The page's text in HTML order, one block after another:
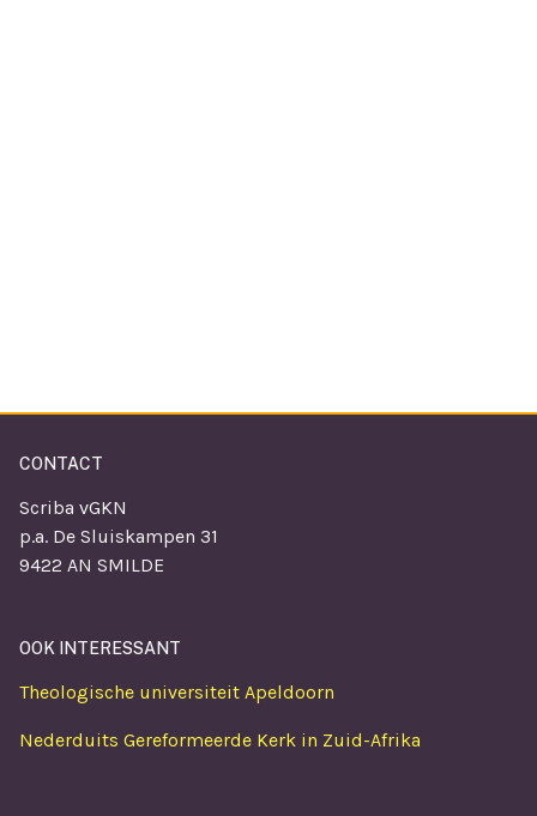
CONTACT
Scriba vGKN
p.a. De Sluiskampen 31
9422 AN SMILDE
OOK INTERESSANT
Theologische universiteit Apeldoorn
Nederduits Gereformeerde Kerk in Zuid-Afrika